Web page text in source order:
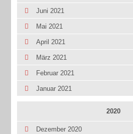
Juni 2021
Mai 2021
April 2021
März 2021
Februar 2021
Januar 2021
2020
Dezember 2020